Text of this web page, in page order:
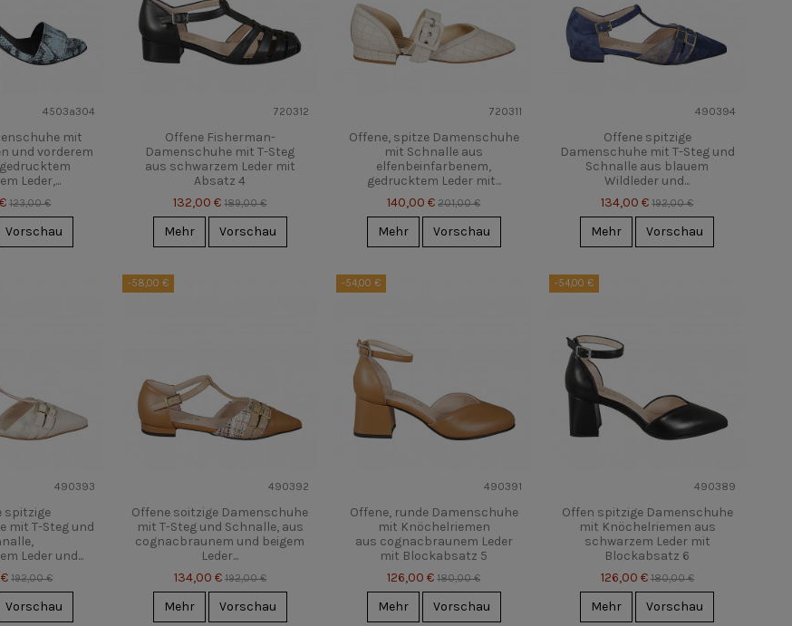
4503a304
mit
und vorderem
Leder,...
123,00 €
Vorschau
720312
Offene Fisherman-
Damenschuhe mit T-Steg
aus schwarzem Leder mit
Absatz 4
132,00 € 189,00 €
Mehr Vorschau
720311
Offene, spitze Damenschuhe
mit Schnalle aus
elfenbeinfarbenem,
gedrucktem Leder mit...
140,00 € 201,00 €
Mehr Vorschau
490394
Offene spitzige
Damenschuhe mit T-Steg und
Schnalle aus blauem
Wildleder und...
134,00 € 192,00 €
Mehr Vorschau
490393
spitzige
mit T-Steg und
Leder und...
192,00 €
Vorschau
-58,00 €
490392
Offene soitzige Damenschuhe
mit T-Steg und Schnalle, aus
cognacbraunem und beigem
Leder...
134,00 € 192,00 €
Mehr Vorschau
-54,00 €
490391
Offene, runde Damenschuhe
mit Knöchelriemen
aus cognacbraunem Leder
mit Blockabsatz 5
126,00 € 180,00 €
Mehr Vorschau
-54,00 €
490389
Offen spitzige Damenschuhe
mit Knöchelriemen aus
schwarzem Leder mit
Blockabsatz 6
126,00 € 180,00 €
Mehr Vorschau